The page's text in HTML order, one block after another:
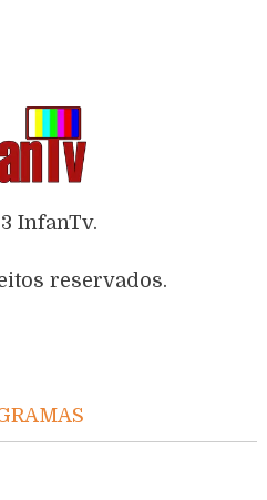
InfanTv.
reservados.